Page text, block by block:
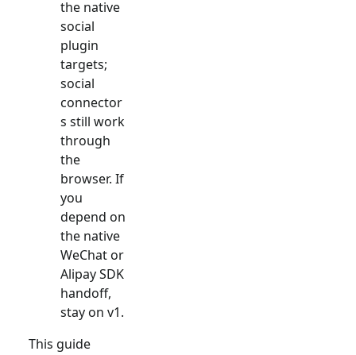
the native
social
plugin
targets;
social
connector
s still work
through
the
browser. If
you
depend on
the native
WeChat or
Alipay SDK
handoff,
stay on v1.
This guide